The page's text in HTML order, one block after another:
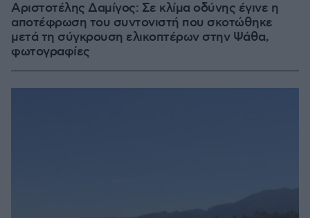
Αριστοτέλης Δαμίγος: Σε κλίμα οδύνης έγινε η
αποτέφρωση του συντονιστή που σκοτώθηκε
μετά τη σύγκρουση ελικοπτέρων στην Ψάθα,
φωτογραφίες